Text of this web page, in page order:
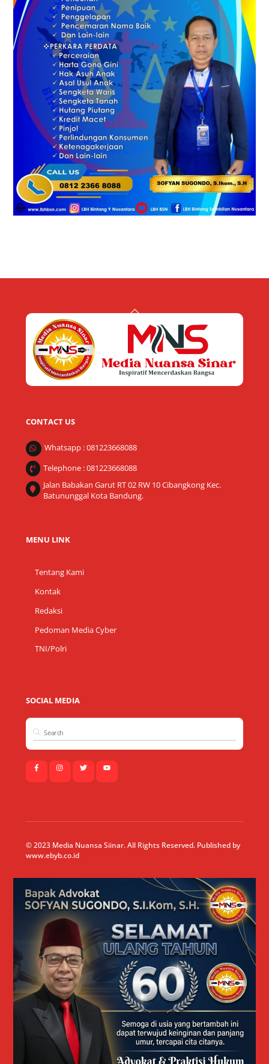
Back
Top
CONTACT US
Whatsapp : 081223668088
Telephone : 081223668088
Jalan Babakan Garut RT 02 RW 10 Cibangkong Kec.
Batununggal Kota Bandung.
MENU LINK
Tentang Kami
Kontak
Redaksi
Pedoman Media Cyber
TNI/Polri
SOCIAL MEDIA
© 2023 Media Nuansa Siinar. All Rights Reserved. Published by
www.ebyb.co.id